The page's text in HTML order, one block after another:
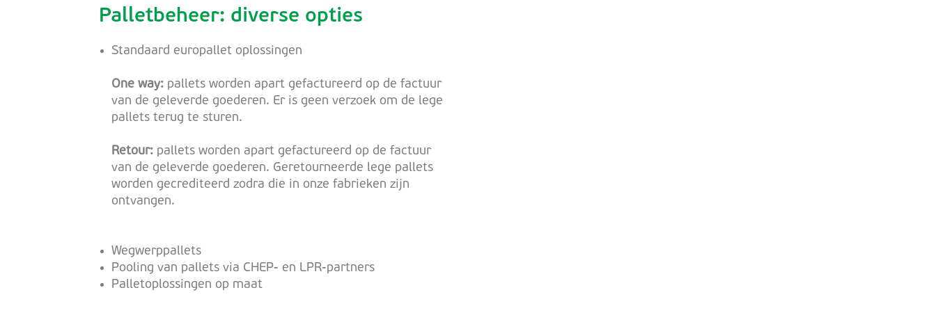
Palletbeheer: diverse opties
Standaard europallet oplossingen
One way: pallets worden apart gefactureerd op de factuur
van de geleverde goederen. Er is geen verzoek om de lege
pallets terug te sturen.
Retour: pallets worden apart gefactureerd op de factuur
van de geleverde goederen. Geretourneerde lege pallets
worden gecrediteerd zodra die in onze fabrieken zijn
ontvangen.
Wegwerppallets
Pooling van pallets via CHEP- en LPR-partners
Palletoplossingen op maat